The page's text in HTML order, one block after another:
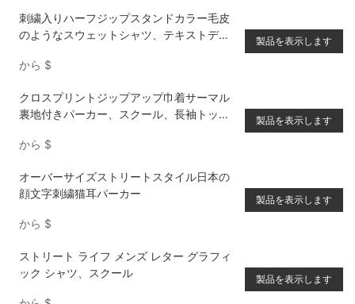
刺繍入りハーフジップスタンドカラー毛皮
のようなスウェットシャツ、テキストディ
から $
製品を表示します
クロスプリントジップアップ巾着サーマル
裏地付きパーカー、スクール、長袖トップ
から $
製品を表示します
オーバーサイズストリートスタイル日本の
顔文字刺繍猫耳パーカー
から $
製品を表示します
ストリート ライフ メンズ レター グラフィ
ック シャツ、スクール
製品を表示します